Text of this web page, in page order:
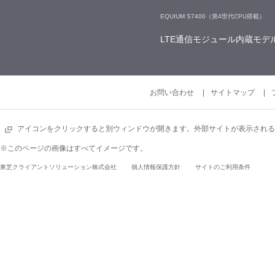
EQUIUM S7400（第4世代CPU搭載）
LTE通信モジュール内蔵モデ
お問い合わせ サイトマップ
アイコンをクリックすると別ウィンドウが開きます。外部サイトが表示され
※このページの画像はすべてイメージです。
東芝クライアントソリューション株式会社 個人情報保護方針 サイトのご利用条件